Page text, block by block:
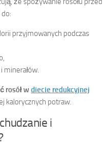
przyjmowanych podczas
minerałów.
rosół w diecie redukcyjnej
kalorycznych potraw.
i